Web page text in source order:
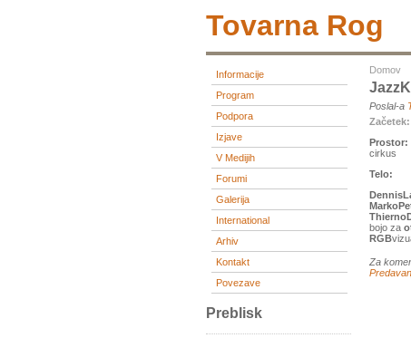
Tovarna Rog
Informacije
Program
Podpora
Izjave
V Medijih
Forumi
Galerija
International
Arhiv
Kontakt
Povezave
Preblisk
Domov
Poslal-a
Začetek:
Prostor:
cirkus
Telo:
bojo za
RGB
Za